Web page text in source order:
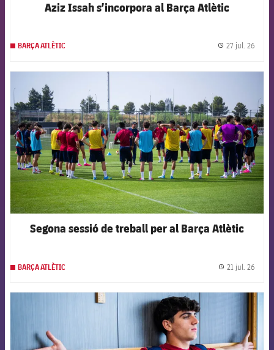
Aziz Issah s’incorpora al Barça Atlètic
BARÇA ATLÈTIC 27 jul. 26
Segona sessió de treball per al Barça Atlètic
BARÇA ATLÈTIC 21 jul. 26
FCB Barcelona badge